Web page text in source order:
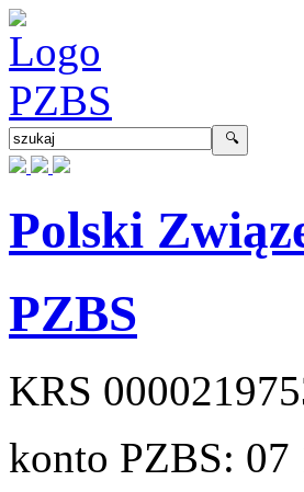
Polski
PZBS
KRS
konto PZBS: 07